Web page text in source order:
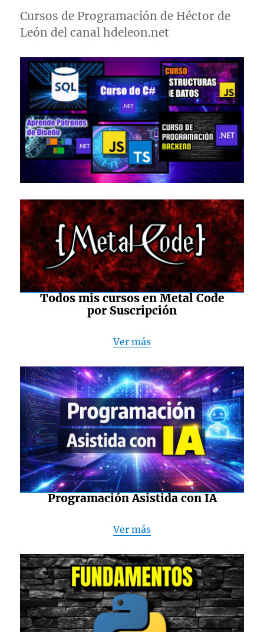
Cursos de Programación de Héctor de
León del canal hdeleon.net
Todos mis cursos en Metal Code
por Suscripción
Ver más
Programación Asistida con IA
Ver más